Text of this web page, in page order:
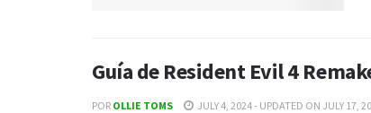
Guía de Resident Evil 4
POR OLLIE TOMS JULY 4, 2024 - UPDATED ON JULY 17,